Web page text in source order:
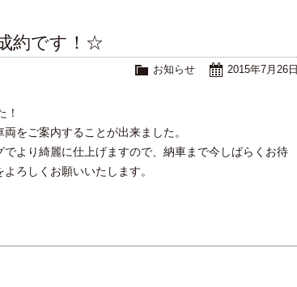
約です！☆
2015年7月26日
お知らせ
！
をご案内することが出来ました。
より綺麗に仕上げますので、納車まで今しばらくお待
ろしくお願いいたします。